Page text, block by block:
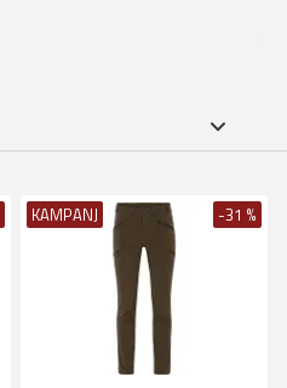
KAMPANJ -31 %